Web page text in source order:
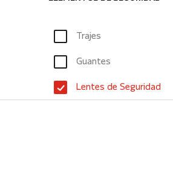
Trajes
Guantes
Lentes de Seguridad